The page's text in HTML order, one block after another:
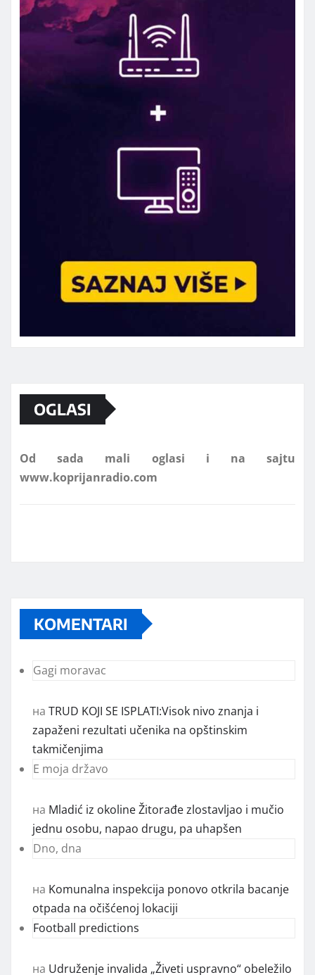
OGLASI
Od sada mali oglasi i na sajtu
KOMENTARI
Gagi moravac
на TRUD KOJI SE ISPLATI:Visok nivo znanja i
zapaženi rezultati učenika na opštinskim
takmičenjima
E moja državo
на Mladić iz okoline Žitorađe zlostavljao i mučio
jednu osobu, napao drugu, pa uhapšen
Dno, dna
на Komunalna inspekcija ponovo otkrila bacanje
otpada na očišćenoj lokaciji
Football predictions
на Udruženje invalida „Živeti uspravno“ obeležilo